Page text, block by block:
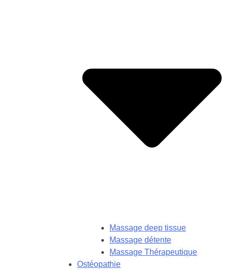
Massage deep tissue
Massage détente
Massage Thérapeutique
Ostéopathie